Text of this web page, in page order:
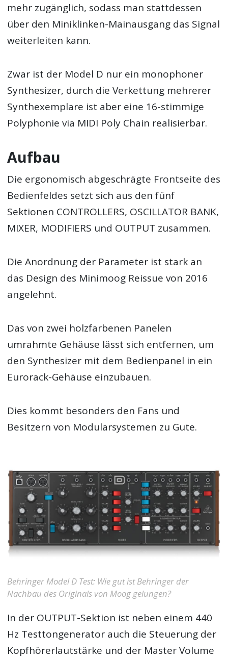
mehr zugänglich, sodass man stattdessen
über den Miniklinken-Mainausgang das Signal
weiterleiten kann.
Zwar ist der Model D nur ein monophoner
Synthesizer, durch die Verkettung mehrerer
Synthexemplare ist aber eine 16-stimmige
Polyphonie via MIDI Poly Chain realisierbar.
Aufbau
Die ergonomisch abgeschrägte Frontseite des
Bedienfeldes setzt sich aus den fünf
Sektionen CONTROLLERS, OSCILLATOR BANK,
MIXER, MODIFIERS und OUTPUT zusammen.
Die Anordnung der Parameter ist stark an
das Design des Minimoog Reissue von 2016
angelehnt.
Das von zwei holzfarbenen Panelen
umrahmte Gehäuse lässt sich entfernen, um
den Synthesizer mit dem Bedienpanel in ein
Eurorack-Gehäuse einzubauen.
Dies kommt besonders den Fans und
Besitzern von Modularsystemen zu Gute.
Behringer Model D Test: Wie gut ist Behringer der
Nachbau des Originals von Moog gelungen?
In der OUTPUT-Sektion ist neben einem 440
Hz Testtongenerator auch die Steuerung der
Kopfhörerlautstärke und der Master Volume